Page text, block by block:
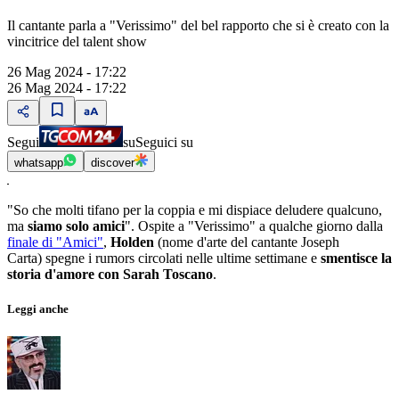
Il cantante parla a "Verissimo" del bel rapporto che si è creato con la
vincitrice del talent show
26 Mag 2024 - 17:22
26 Mag 2024 - 17:22
Segui suSeguici su
whatsapp discover
"So che molti tifano per la coppia e mi dispiace deludere qualcuno,
ma siamo solo amici". Ospite a "Verissimo" a qualche giorno dalla
finale di "Amici", Holden (nome d'arte del cantante Joseph
Carta) spegne i rumors circolati nelle ultime settimane e smentisce la
storia d'amore con Sarah Toscano.
Leggi anche